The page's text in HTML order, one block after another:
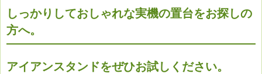
しっかりしておしゃれな実機の置台をお探しの
方へ。
アイアンスタンドをぜひお試しください。